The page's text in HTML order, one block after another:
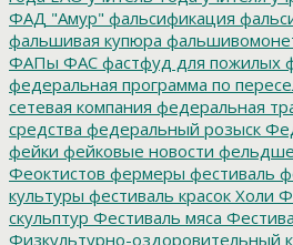
ФАД "Амур" фальсификация
фальшивая купюра
ФАПы ФАС фастфуд для пожилых
федеральная программа по
сетевая компания федеральная
средства федеральный розыск
фейки фейковые новости
Феоктистов фермеры фестиваль
культуры фестиваль красок Холи
скульптур Фестиваль мяса
Физкультурно-оздоровительный